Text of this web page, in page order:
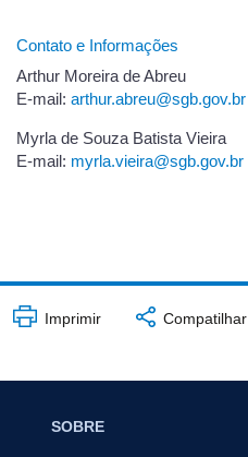
Contato e Informações
Arthur Moreira de Abreu
E-mail: arthur.abreu@sgb.gov.br
Myrla de Souza Batista Vieira
E-mail: myrla.vieira@sgb.gov.br
Imprimir Compatilhar
SOBRE